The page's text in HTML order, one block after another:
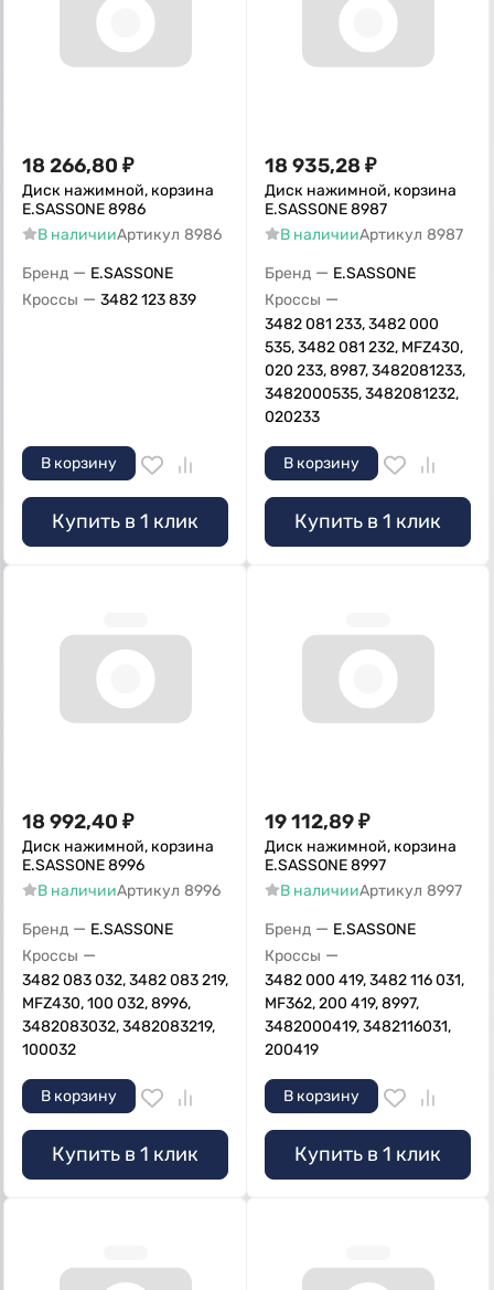
18 266,80 ₽
Диск нажимной, корзина
E.SASSONE 8986
В наличииАртикул 8986
Бренд — E.SASSONE
Кроссы — 3482 123 839
В корзину
Купить в 1 клик
18 935,28 ₽
Диск нажимной, корзина
E.SASSONE 8987
В наличииАртикул 8987
Бренд — E.SASSONE
Кроссы —
3482 081 233, 3482 000
535, 3482 081 232, MFZ430,
020 233, 8987, 3482081233,
3482000535, 3482081232,
020233
В корзину
Купить в 1 клик
18 992,40 ₽
Диск нажимной, корзина
E.SASSONE 8996
В наличииАртикул 8996
Бренд — E.SASSONE
Кроссы —
3482 083 032, 3482 083 219,
MFZ430, 100 032, 8996,
3482083032, 3482083219,
100032
В корзину
Купить в 1 клик
19 112,89₽
Диск нажимной, корзина
E.SASSONE 8997
В наличииАртикул 8997
Бренд — E.SASSONE
Кроссы —
3482 000 419, 3482 116 031,
MF362, 200 419, 8997,
3482000419, 3482116031,
200419
В корзину
Купить в 1 клик